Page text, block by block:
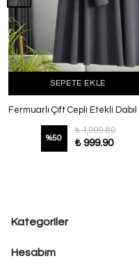
SEPETE EKLE
%50
₺ 1,999.80
₺ 999.90
Kategoriler
Hesabım